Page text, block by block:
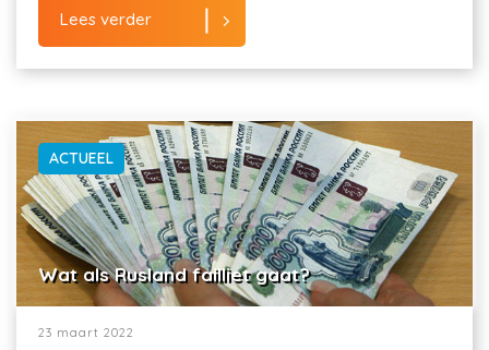
Lees verder
ACTUEEL
Wat als Rusland failliet gaat?
23 maart 2022